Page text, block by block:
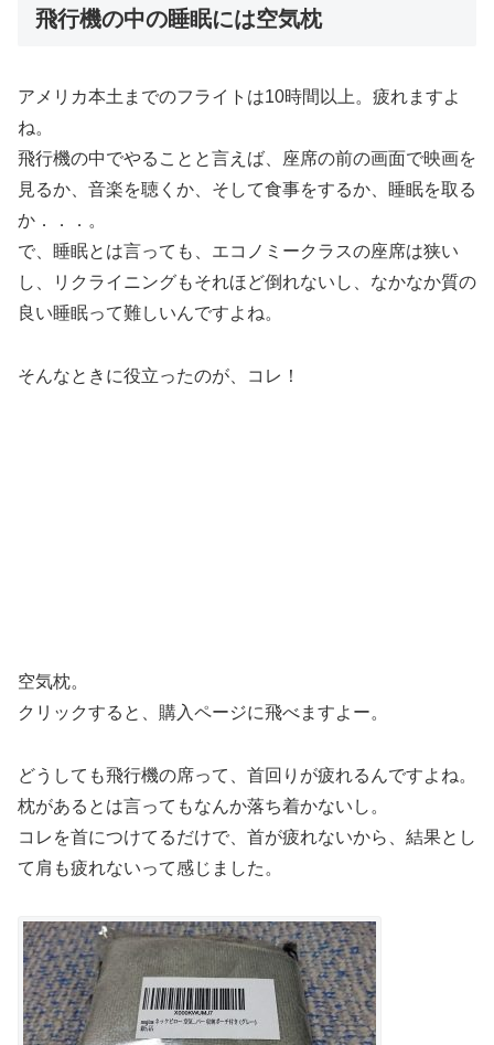
飛行機の中の睡眠には空気枕
アメリカ本土までのフライトは10時間以上。疲れますよ
ね。
飛行機の中でやることと言えば、座席の前の画面で映画を
見るか、音楽を聴くか、そして食事をするか、睡眠を取る
か．．．。
で、睡眠とは言っても、エコノミークラスの座席は狭い
し、リクライニングもそれほど倒れないし、なかなか質の
良い睡眠って難しいんですよね。
そんなときに役立ったのが、コレ！
空気枕。
クリックすると、購入ページに飛べますよー。
どうしても飛行機の席って、首回りが疲れるんですよね。
枕があるとは言ってもなんか落ち着かないし。
コレを首につけてるだけで、首が疲れないから、結果とし
て肩も疲れないって感じました。